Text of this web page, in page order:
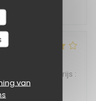
van
Kwaliteit / Prijs :